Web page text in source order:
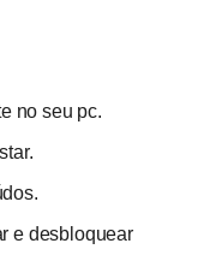
no seu pc.
e desbloquear